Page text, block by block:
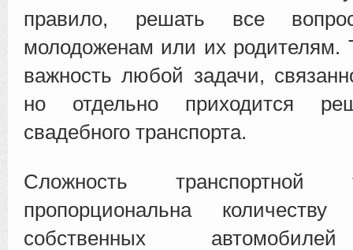
правило, решать все
молодоженам или их родителям.
важность любой задачи,
но отдельно приходится
свадебного транспорта.
Сложность
пропорциональна
собственных